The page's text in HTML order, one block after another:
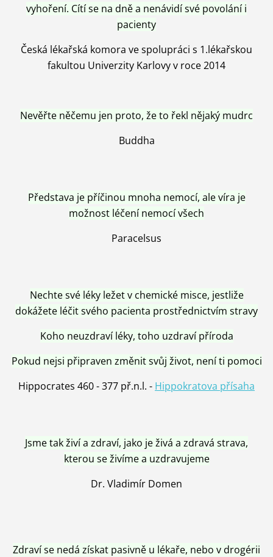
vyhoření. Cítí se na dně a nenávidí své povolání i
pacienty
Česká lékařská komora ve spolupráci s 1.lékařskou
fakultou Univerzity Karlovy v roce 2014
Nevěřte něčemu jen proto, že to řekl nějaký mudrc
Buddha
Představa je příčinou mnoha nemocí, ale víra je
možnost léčení nemocí všech
Paracelsus
Nechte své léky ležet v chemické misce, jestliže
dokážete léčit svého pacienta prostřednictvím stravy
Koho neuzdraví léky, toho uzdraví příroda
Pokud nejsi připraven změnit svůj život, není ti pomoci
Hippocrates 460 - 377 př.n.l. - Hippokratova přísaha
Jsme tak živí a zdraví, jako je živá a zdravá strava,
kterou se živíme a uzdravujeme
Dr. Vladimír Domen
Zdraví se nedá získat pasivně u lékaře, nebo v drogérii